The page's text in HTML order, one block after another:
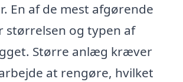
En af de mest afgørende
størrelsen og typen af
Større anlæg kræver
at rengøre, hvilket